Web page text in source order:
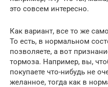
это совсем интересно.
Как вариант, все то же
То есть, в нормальном
позволяете, а вот
тормоза. Например, вы,
покупаете что-нибудь не
желанное, тогда как в